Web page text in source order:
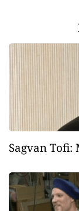
Sagvan